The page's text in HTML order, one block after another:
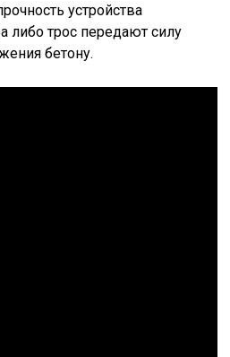
устройства
либо трос передают силу
бетону.